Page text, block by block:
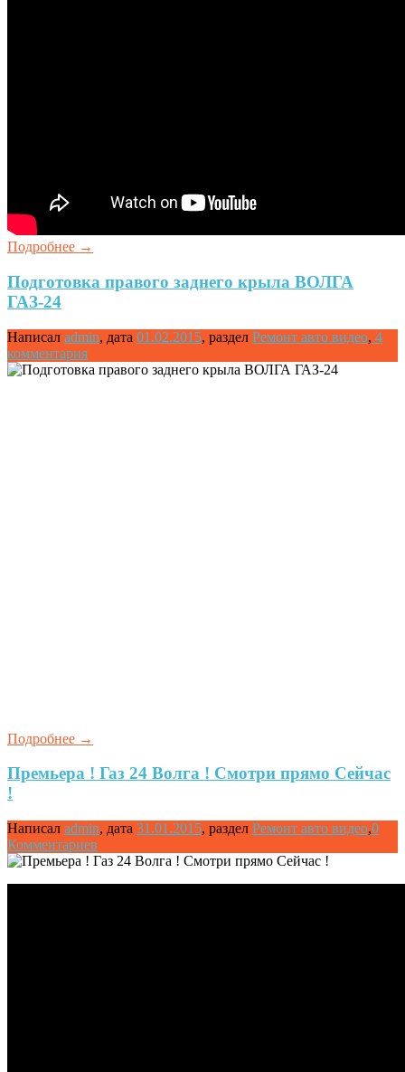
Подробнее →
Подготовка правого заднего крыла ВОЛГА
ГАЗ-24
Написал admin, дата 01.02.2015, раздел Ремонт авто видео, 4
комментария
Подробнее →
Премьера ! Газ 24 Волга ! Смотри прямо Сейчас
!
Написал admin, дата 31.01.2015, раздел Ремонт авто видео,0
Комментариев